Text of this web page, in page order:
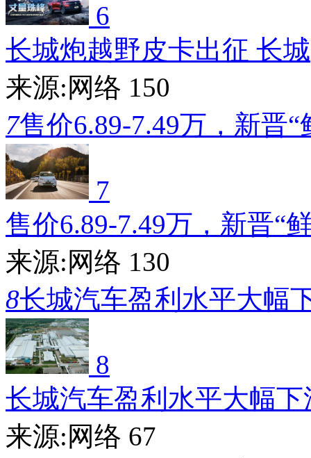
6
长城炮越野皮卡出征 长城
来源:网络 150
7售价6.89-7.49万，新晋“
7
售价6.89-7.49万，新晋“
来源:网络 130
8长城汽车盈利水平大幅
8
长城汽车盈利水平大幅下
来源:网络 67